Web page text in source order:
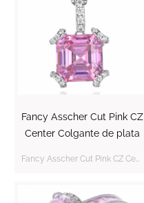
Fancy Asscher Cut Pink CZ
Center Colgante de plata
Fancy Asscher Cut Pink CZ Center Colgante de plata rodiada